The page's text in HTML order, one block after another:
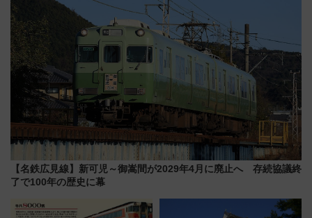
【名鉄広見線】新可児～御嵩間が2029年4月に廃止へ 存続協議終
了で100年の歴史に幕